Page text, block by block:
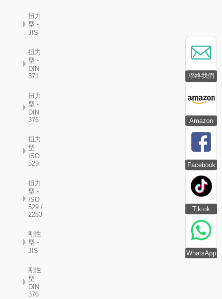
聯絡我們
Amazon
Facebook
Tiktok
WhatsApp
扭力
型 -
JIS
扭力
型 -
DIN
371
扭力
型 -
DIN
376
扭力
型 -
ISO
529
扭力
型 -
ISO
529 /
2283
剛性
型 -
JIS
剛性
型 -
DIN
376